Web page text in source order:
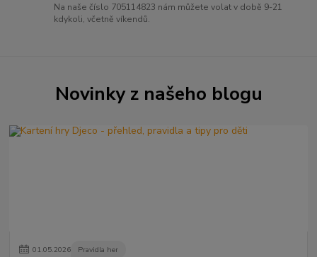
Na naše číslo 705114823 nám můžete volat v době 9-21
kdykoli, včetně víkendů.
Novinky z našeho blogu
01.05.2026 Pravidla her